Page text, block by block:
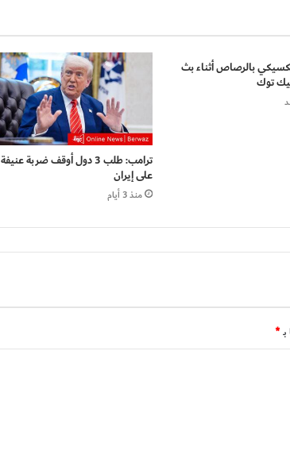
بالرصاص أثناء بث
توك
ترامب: طلب 3 دول أوقف ضربة عنيفة
على إيران
منذ 3 أيام
*